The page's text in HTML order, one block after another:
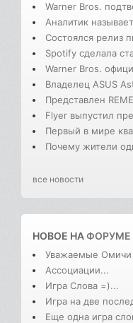
Warner Bros.
Аналитик
Состоялся релиз
Spotify сделала
Warner Bros.
Владелец ASUS
Представлен
Flyer выпустил
Первый в мире
Почему жители
все новости
НОВОЕ НАФОРУМЕ
Уважаемые Омичи
Ассоциации...
Игра Слова =)...
Игра на две
Еще одна игра